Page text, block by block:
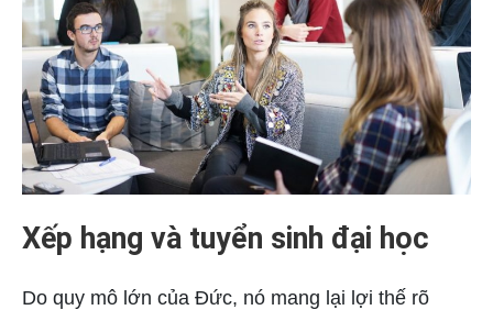
Xếp hạng và tuyển sinh đại học
Do quy mô lớn của Đức, nó mang lại lợi thế rõ